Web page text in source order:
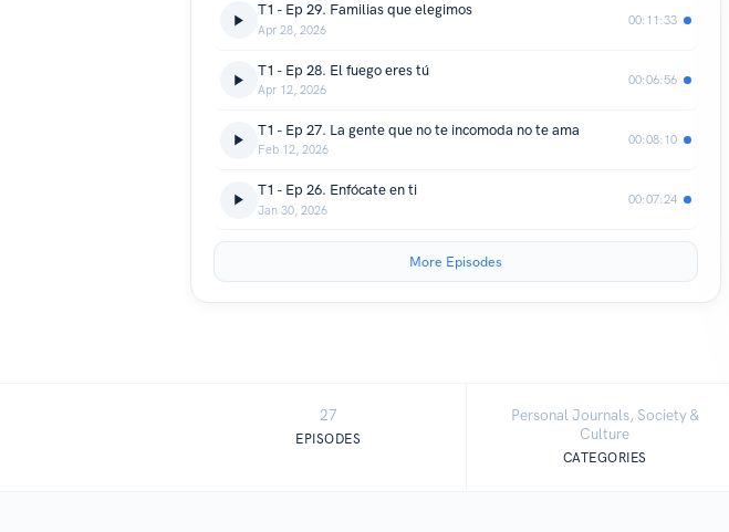
T1 - Ep 29. Familias que elegimos
Apr 28, 2026
00:11:33
T1 - Ep 28. El fuego eres tú
Apr 12, 2026
00:06:56
T1 - Ep 27. La gente que no te incomoda no te ama
Feb 12, 2026
00:08:10
T1 - Ep 26. Enfócate en ti
Jan 30, 2026
00:07:24
More Episodes
27
EPISODES
Personal Journals, Society &
Culture
CATEGORIES